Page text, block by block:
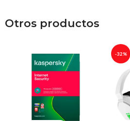
Otros productos
-32%